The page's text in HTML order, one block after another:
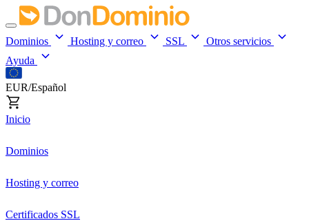
Dominios Hosting y correo SSL
Otros servicios
Ayuda
EUR/Español
Inicio
Dominios
Hosting y correo
Certificados SSL